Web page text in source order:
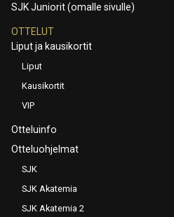
SJK Juniorit (omalle sivulle)
OTTELUT
Liput ja kausikortit
Liput
Kausikortit
VIP
Otteluinfo
Otteluohjelmat
SJK
SJK Akatemia
SJK Akatemia 2